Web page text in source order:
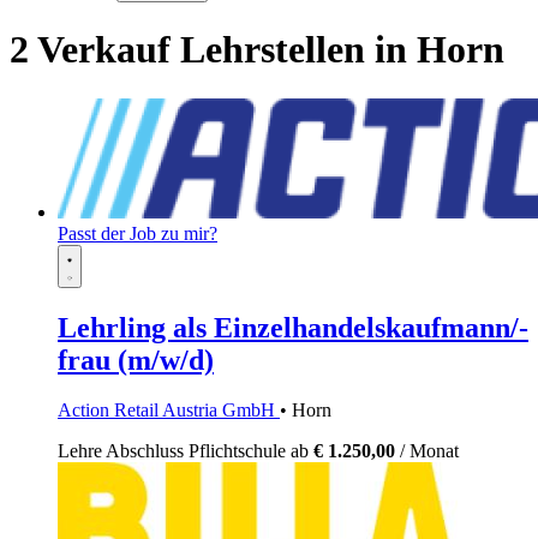
2 Verkauf Lehrstellen in Horn
Passt der Job zu mir?
Lehrling als Einzelhandelskaufmann/-
frau (m/w/d)
Action Retail Austria GmbH • Horn
LehreAbschluss Pflichtschule ab € 1.250,00 / Monat